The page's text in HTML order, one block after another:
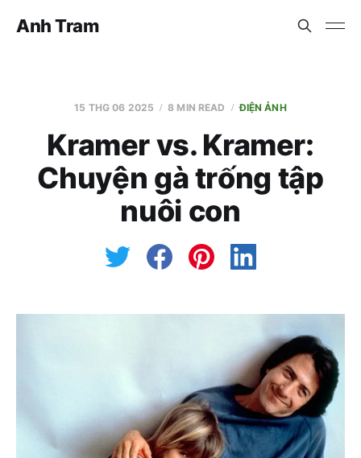
Anh Tram
15 THG 06 2025 8 MIN READ ĐIỆN ẢNH
Kramer vs. Kramer:
Chuyện gà trống tập
nuôi con